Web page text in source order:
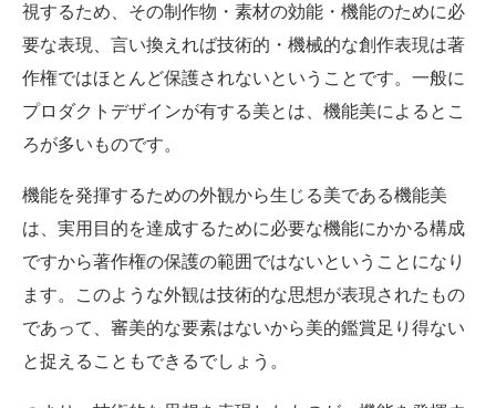
視するため、その制作物・素材の効能・機能のために必
要な表現、言い換えれば技術的・機械的な創作表現は著
作権ではほとんど保護されないということです。一般に
プロダクトデザインが有する美とは、機能美によるとこ
ろが多いものです。
機能を発揮するための外観から生じる美である機能美
は、実用目的を達成するために必要な機能にかかる構成
ですから著作権の保護の範囲ではないということになり
ます。このような外観は技術的な思想が表現されたもの
であって、審美的な要素はないから美的鑑賞足り得ない
と捉えることもできるでしょう。